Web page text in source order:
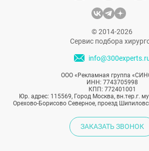
© 2014-2026
Сервис подбора
ООО «Рекламная группа
ИНН: 7743705998
КПП: 772401001
Юр. адрес: 115569, Город Москва, вн.тер.г.
Орехово-Борисово Северное, проезд
ЗАКАЗАТЬ ЗВОНОК